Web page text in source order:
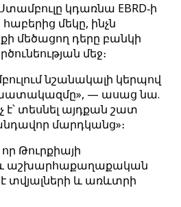
կդառնա EBRD‑ի
մեկը, ինչն
մեծացող դերը բանկի
մեջ։
նշանակալի կերպով
— ասաց նա.
է՝ տեսնել այդքան շատ
մարդկանց»։
Թուրքիայի
աշխարհաքաղաքական
տվյալների և առևտրի